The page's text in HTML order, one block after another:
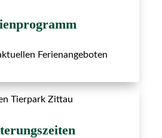
Ferienangeboten